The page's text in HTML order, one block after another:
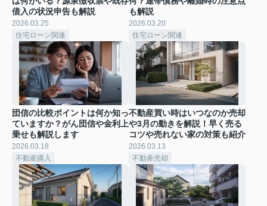
借入の状況申告も解説
2026.03.25
住宅ローン関連
も解説
2026.03.20
住宅ローン関連
団信の比較ポイントは何か知っ
ていますか？がん団信や金利上
乗せも解説します
2026.03.18
不動産購入
不動産買い時はいつなのか売却
や3月の動きを解説！早く売る
コツや売れない家の対策も紹介
2026.03.13
不動産売却